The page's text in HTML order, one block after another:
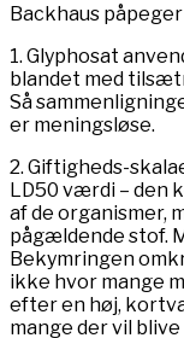
Backhaus påpeger
1. Glyphosat
blandet med
Så
er meningsløse.
2. Giftigheds-
LD50 værdi – den
af de organismer,
pågældende stof.
Bekymringen
ikke hvor mange
efter en høj,
mange der vil